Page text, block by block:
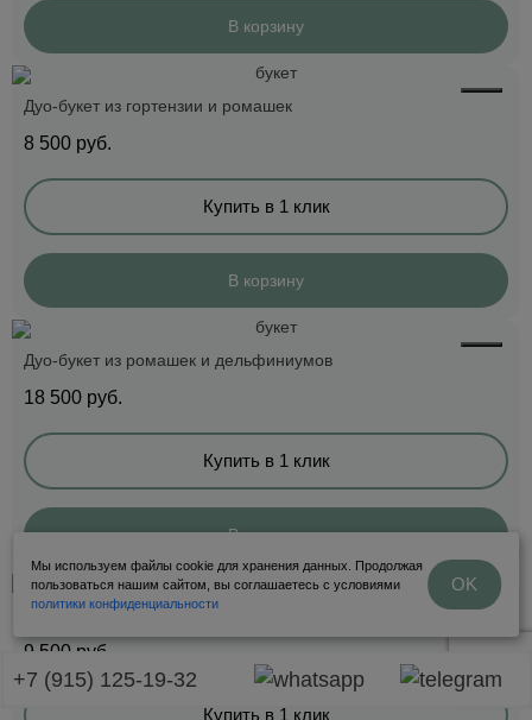
В корзину
Дуо-букет из гортензии и ромашек
8 500 руб.
Купить в 1 клик
В корзину
Дуо-букет из ромашек и дельфиниумов
18 500 руб.
Купить в 1 клик
В корзину
Дуо-букет из анемонов и роз с эвкалиптом
9 500 руб.
Купить в 1 клик
Мы используем файлы cookie для хранения данных. Продолжая
пользоваться нашим сайтом, вы соглашаетесь с условиями
политики конфиденциальности
OK
+7 (915) 125-19-32